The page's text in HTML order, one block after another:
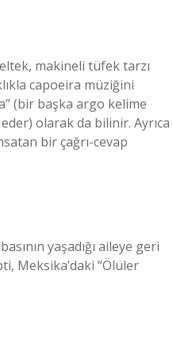
makineli tüfek tarzı
capoeira müziğini
(bir başka argo kelime
olarak da bilinir. Ayrıca
bir çağrı-cevap
yaşadığı aileye geri
Meksika’daki “Ölüler